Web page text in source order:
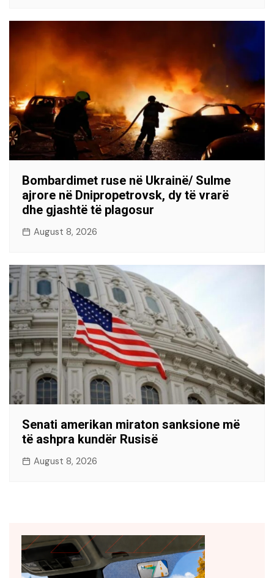
Bombardimet ruse në Ukrainë/ Sulme
ajrore në Dnipropetrovsk, dy të vrarë
dhe gjashtë të plagosur
August 8, 2026
Senati amerikan miraton sanksione më
të ashpra kundër Rusisë
August 8, 2026